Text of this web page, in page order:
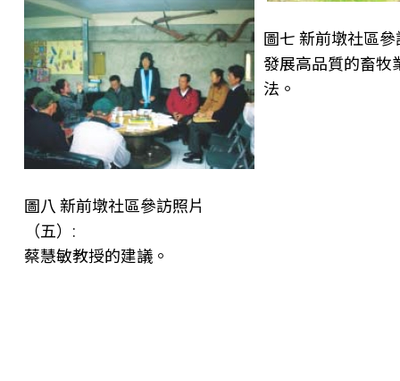
圖七 新前墩社區
發展高品質的畜牧
法。
圖八 新前墩社區參訪照片
（五）:
蔡慧敏教授的建議。